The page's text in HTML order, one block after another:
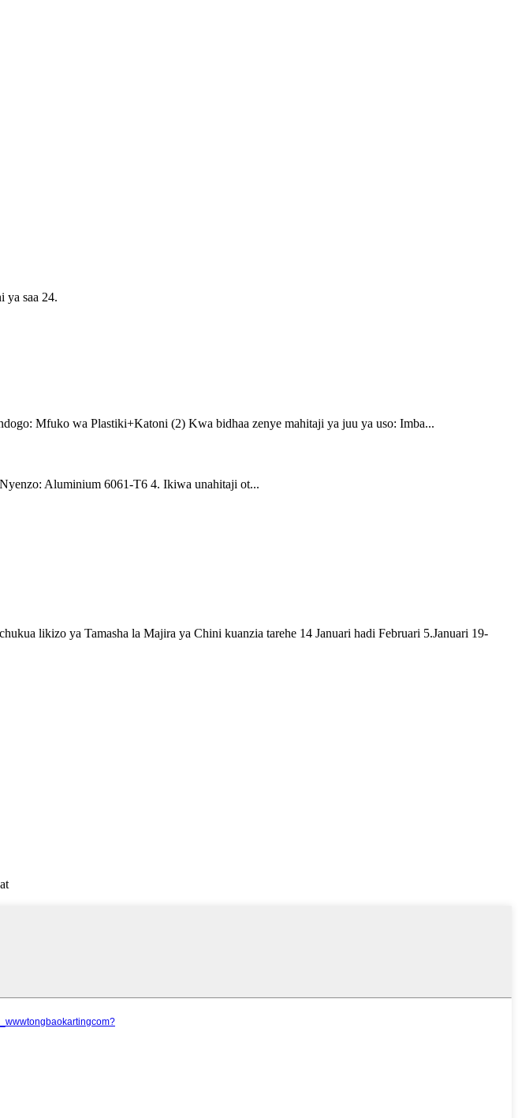
ya saa 24.
Mfuko wa Plastiki+Katoni (2) Kwa bidhaa zenye mahitaji ya juu ya uso: Imba...
Aluminium 6061-T6 4. Ikiwa unahitaji ot...
likizo ya Tamasha la Majira ya Chini kuanzia tarehe 14 Januari hadi Februari 5.Januari 19-